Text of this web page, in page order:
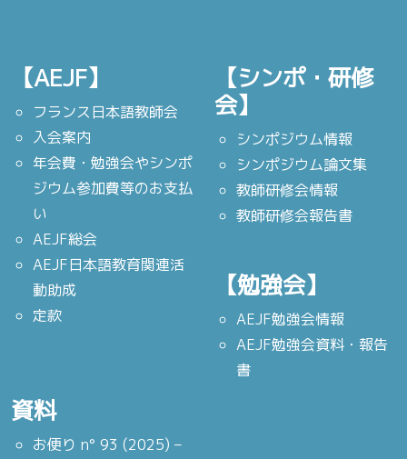
【AEJF】
フランス日本語教師会
入会案内
年会費・勉強会やシンポ
ジウム参加費等のお支払
い
AEJF総会
AEJF日本語教育関連活
動助成
定款
【シンポ・研修
会】
シンポジウム情報
シンポジウム論文集
教師研修会情報
教師研修会報告書
【勉強会】
AEJF勉強会情報
AEJF勉強会資料・報告
書
資料
お便り n° 93 (2025) –